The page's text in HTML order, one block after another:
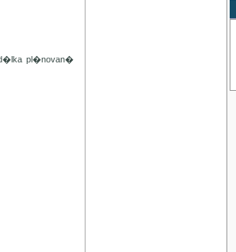
pl�novan�